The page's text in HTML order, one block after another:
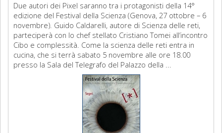
Due autori dei Pixel saranno tra i protagonisti della 14°
edizione del Festival della Scienza (Genova, 27 ottobre – 6
novembre). Guido Caldarelli, autore di Scienza delle reti,
parteciperà con lo chef stellato Cristiano Tomei all’incontro
Cibo e complessità. Come la scienza delle reti entra in
cucina, che si terrà sabato 5 novembre alle ore 18.00
presso la Sala del Telegrafo del Palazzo della ...